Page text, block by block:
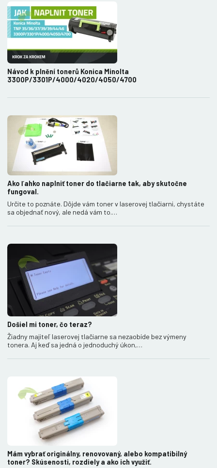
Návod k plnění tonerů Konica Minolta
3300P/3301P/4000/4020/4050/4700
Ako ľahko naplniť toner do tlačiarne tak, aby skutočne
fungoval.
Určite to poznáte. Dôjde vám toner v laserovej tlačiarni, chystáte
sa objednať nový, ale nedá vám to.…
Došiel mi toner, čo teraz?
Žiadny majiteľ laserovej tlačiarne sa nezaobíde bez výmeny
tonera. Aj keď sa jedná o jednoduchý úkon,…
Mám vybrať originálny, renovovaný, alebo kompatibilný
toner? Skúsenosti, rozdiely a ako ich využiť.